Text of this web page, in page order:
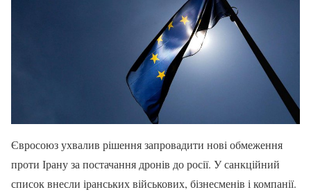
Євросоюз ухвалив рішення запровадити нові обмеження
проти Ірану за постачання дронів до росії. У санкційний
список внесли іранських військових, бізнесменів і компанії.